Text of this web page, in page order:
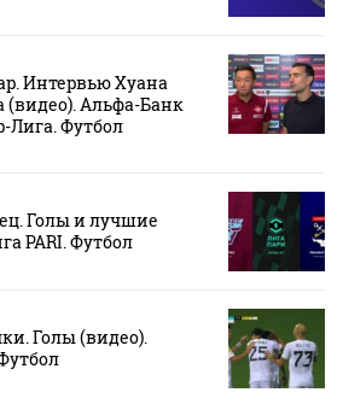
Интервью Хуана
(видео). Альфа-Банк
Лига. Футбол
Голы и лучшие
PARI. Футбол
Голы (видео).